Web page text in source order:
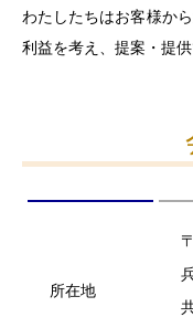
わたしたちはお客様か
利益を考え、提案・提
所在地